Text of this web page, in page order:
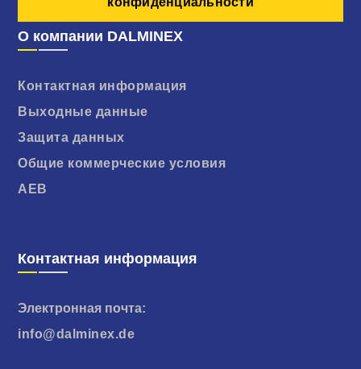
О компании DALMINEX
Контактная информация
Выходные данные
Защита данных
Общие коммерческие условия
AEB
Контактная информация
Электронная почта:
info@dalminex.de